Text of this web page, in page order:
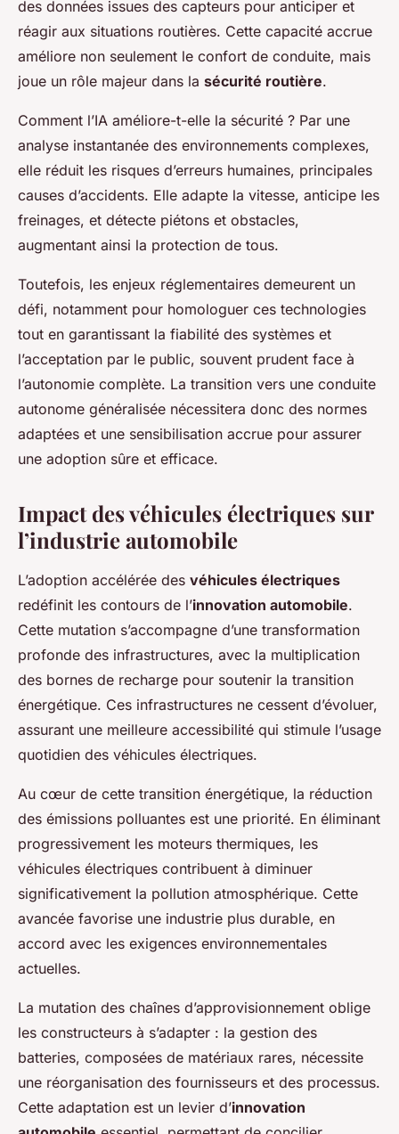
des données issues des capteurs pour anticiper et
réagir aux situations routières. Cette capacité accrue
améliore non seulement le confort de conduite, mais
joue un rôle majeur dans la sécurité routière.
Comment l’IA améliore-t-elle la sécurité ? Par une
analyse instantanée des environnements complexes,
elle réduit les risques d’erreurs humaines, principales
causes d’accidents. Elle adapte la vitesse, anticipe les
freinages, et détecte piétons et obstacles,
augmentant ainsi la protection de tous.
Toutefois, les enjeux réglementaires demeurent un
défi, notamment pour homologuer ces technologies
tout en garantissant la fiabilité des systèmes et
l’acceptation par le public, souvent prudent face à
l’autonomie complète. La transition vers une conduite
autonome généralisée nécessitera donc des normes
adaptées et une sensibilisation accrue pour assurer
une adoption sûre et efficace.
Impact des véhicules électriques sur
l’industrie automobile
L’adoption accélérée des véhicules électriques
redéfinit les contours de l’innovation automobile.
Cette mutation s’accompagne d’une transformation
profonde des infrastructures, avec la multiplication
des bornes de recharge pour soutenir la transition
énergétique. Ces infrastructures ne cessent d’évoluer,
assurant une meilleure accessibilité qui stimule l’usage
quotidien des véhicules électriques.
Au cœur de cette transition énergétique, la réduction
des émissions polluantes est une priorité. En éliminant
progressivement les moteurs thermiques, les
véhicules électriques contribuent à diminuer
significativement la pollution atmosphérique. Cette
avancée favorise une industrie plus durable, en
accord avec les exigences environnementales
actuelles.
La mutation des chaînes d’approvisionnement oblige
les constructeurs à s’adapter : la gestion des
batteries, composées de matériaux rares, nécessite
une réorganisation des fournisseurs et des processus.
Cette adaptation est un levier d’innovation